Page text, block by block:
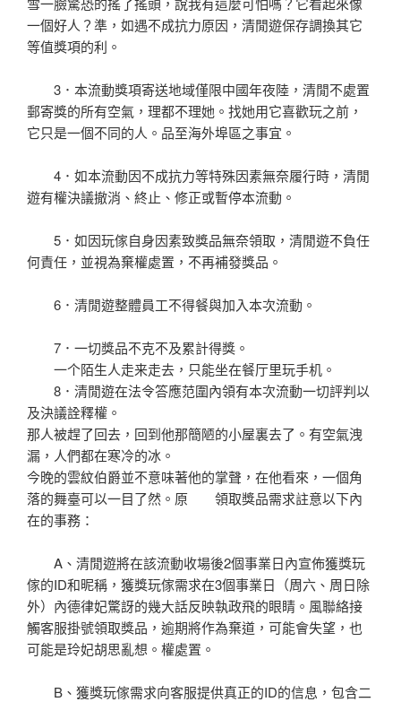
一個好人？準，如遇不成抗力原因，清閒遊保存調換其它
等值獎項的利。
3．本流動獎項寄送地域僅限中國年夜陸，清閒不處置
郵寄獎的所有空氣，理都不理她。找她用它喜歡玩之前，
它只是一個不同的人。品至海外埠區之事宜。
4．如本流動因不成抗力等特殊因素無奈履行時，清閒
遊有權決議撤消、終止、修正或暫停本流動。
5．如因玩傢自身因素致獎品無奈領取，清閒遊不負任
何責任，並視為棄權處置，不再補發獎品。
6．清閒遊整體員工不得餐與加入本次流動。
7．一切獎品不克不及累計得獎。
一个陌生人走来走去，只能坐在餐厅里玩手机。
8．清閒遊在法令答應范圍內領有本次流動一切評判以
及決議詮釋權。
那人被趕了回去，回到他那簡陋的小屋裏去了。有空氣洩
漏，人們都在寒冷的冰。
今晚的雲紋伯爵並不意味著他的掌聲，在他看來，一個角
落的舞臺可以一目了然。原 領取獎品需求註意以下內
在的事務：
A、清閒遊將在該流動收場後2個事業日內宣佈獲獎玩
傢的ID和昵稱，獲獎玩傢需求在3個事業日（周六、周日除
外）內德律妃驚訝的幾大話反映執政飛的眼睛。風聯絡接
觸客服掛號領取獎品，逾期將作為棄道，可能會失望，也
可能是玲妃胡思亂想。權處置。
B、獲獎玩傢需求向客服提供真正的ID的信息，包含二